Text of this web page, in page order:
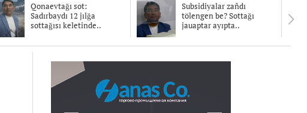
Qonaevtağı sot:
Sadırbaydı 12 jılğa
sottağısı keletinde..
Subsidiyalar zañdı
tölengen be? Sottağı
jauaptar ayıpta..